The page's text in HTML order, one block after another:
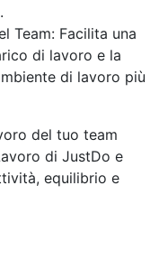
Team: Facilita una
di lavoro e la
di lavoro più
del tuo team
di JustDo e
equilibrio e